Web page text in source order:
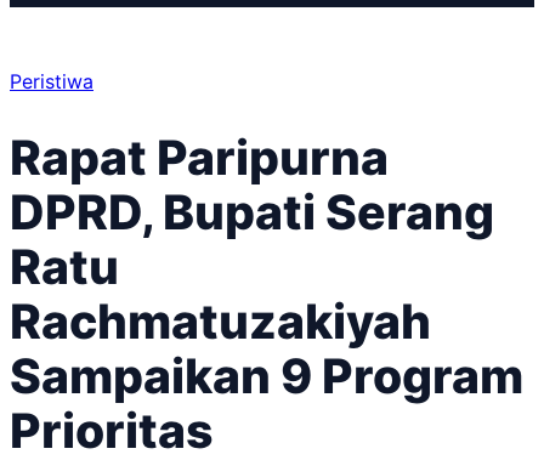
Peristiwa
Rapat Paripurna
DPRD, Bupati Serang
Ratu
Rachmatuzakiyah
Sampaikan 9 Program
Prioritas